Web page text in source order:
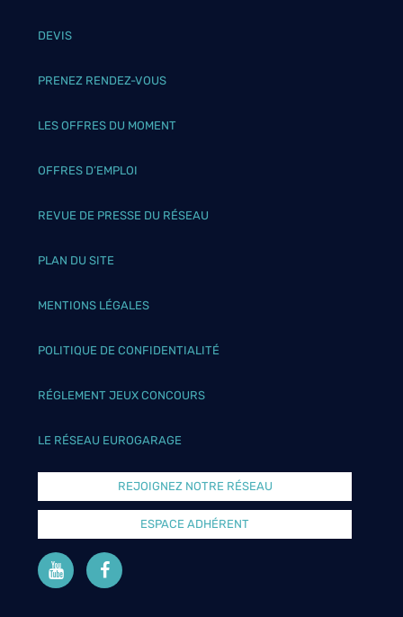
DEVIS
PRENEZ RENDEZ-VOUS
LES OFFRES DU MOMENT
OFFRES D’EMPLOI
REVUE DE PRESSE DU RÉSEAU
PLAN DU SITE
MENTIONS LÉGALES
POLITIQUE DE CONFIDENTIALITÉ
RÉGLEMENT JEUX CONCOURS
LE RÉSEAU EUROGARAGE
REJOIGNEZ NOTRE RÉSEAU
ESPACE ADHÉRENT